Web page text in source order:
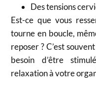
Des tensions
Est-ce que vous
tourne en boucle,
reposer ? C’est
besoin d’être
relaxation à votre